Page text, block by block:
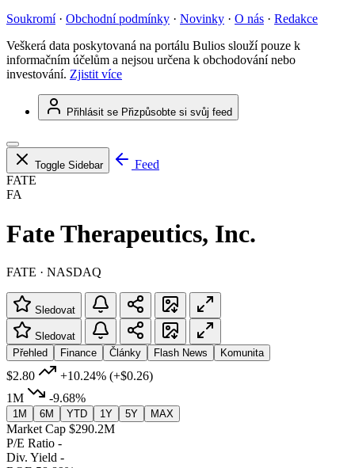
Soukromí · Obchodní podmínky · Novinky · O nás · Redakce
Veškerá data poskytovaná na portálu Bulios slouží pouze k
informačním účelům a nejsou určena k obchodování nebo
investování. Zjistit více
Přihlásit se Přizpůsobte si svůj feed
Toggle Sidebar
Feed
FATE
FA
Fate Therapeutics, Inc.
FATE · NASDAQ
Sledovat
Sledovat
Přehled
Finance Články Flash News Komunita
$2.80 +10.24% (+$0.26)
1M
-9.68%
1M 6M YTD 1Y 5Y MAX
Market Cap $290.2M
P/E Ratio -
Div. Yield -